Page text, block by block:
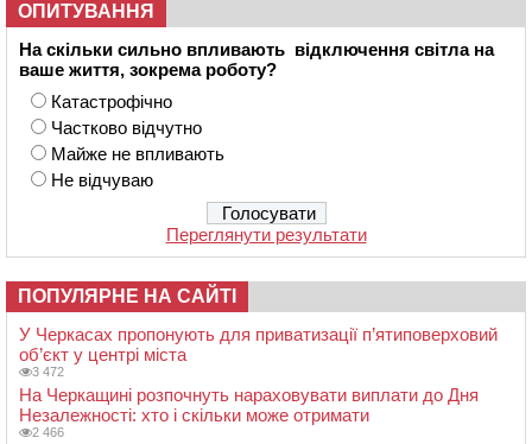
ОПИТУВАННЯ
На скільки сильно впливають відключення світла на
ваше життя, зокрема роботу?
Катастрофічно
Частково відчутно
Майже не впливають
Не відчуваю
Переглянути результати
ПОПУЛЯРНЕ НА САЙТІ
У Черкасах пропонують для приватизації п’ятиповерховий
об’єкт у центрі міста
3 472
На Черкащині розпочнуть нараховувати виплати до Дня
Незалежності: хто і скільки може отримати
2 466